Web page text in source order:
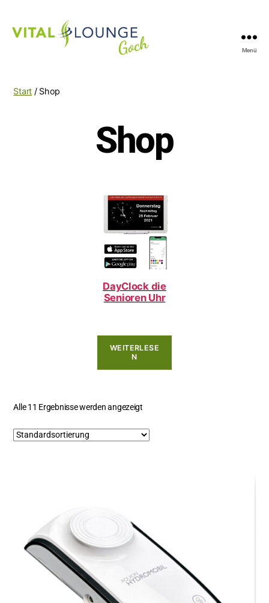
Menü
Start / Shop
Shop
DayClock die
Senioren Uhr
WEITERLESE
N
Alle 11 Ergebnisse werden angezeigt